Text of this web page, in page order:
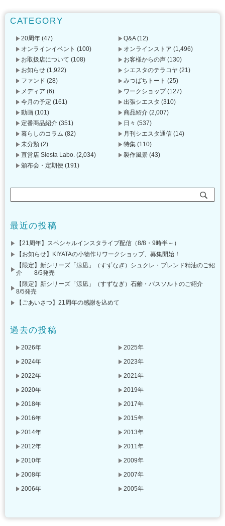
CATEGORY
20周年 (47) Q&A(12)
オンラインイベント (100) オンラインストア (1,496)
お取扱店について (108) お客様からの声 (130)
お知らせ (1,922) シエスタのテラコヤ (21)
ファンド (28) みつばちトート (25)
メディア (6) ワークショップ(127)
今月の予定 (161) 出張シエスタ (310)
動画 (101) 商品紹介 (2,007)
定番商品紹介 (351) 日々 (537)
暮らしのコラム (82) 月刊シエスタ通信 (14)
未分類 (2) 特集 (110)
直営店 Siesta Labo. (2,034) 製作風景 (43)
頒布会・定期便 (191)
最近の投稿
【21周年】スペシャルインスタライブ配信（8/8・9時半～）
【お知らせ】KIYATAの小物作りワークショップ、募集開始！
【限定】新シリーズ「涼凪」（すずなぎ）シュクレ・ブレンド精油のご紹
介 8/5発売
【限定】新シリーズ「涼凪」（すずなぎ）石鹸・バスソルトのご紹介
8/5発売
【ごあいさつ】21周年の感謝を込めて
過去の投稿
2026年
2025年
2024年
2023年
2022年
2021年
2020年
2019年
2018年
2017年
2016年
2015年
2014年
2013年
2012年
2011年
2010年
2009年
2008年
2007年
2006年
2005年